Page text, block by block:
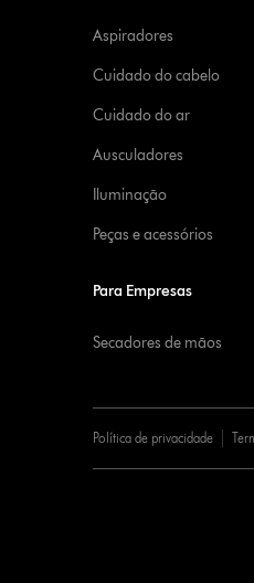
Aspiradores
Cuidado do cabelo
Cuidado do ar
Ausculadores
Iluminação
Peças e acessórios
Para Empresas
Secadores de mãos
Política de privacidade